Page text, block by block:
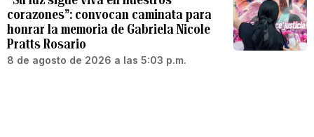
corazones”: convocan caminata para
honrar la memoria de Gabriela Nicole
Pratts Rosario
8 de agosto de 2026 a las 5:03 p.m.